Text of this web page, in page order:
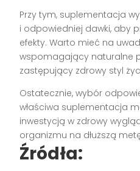
Przy tym, suplementacja
i odpowiedniej dawki, aby
efekty. Warto mieć na
wspomagający naturalne
zastępujący zdrowy styl
Ostatecznie, wybór
właściwa suplementacja
inwestycją w zdrowy
organizmu na dłuższą
Źródła: